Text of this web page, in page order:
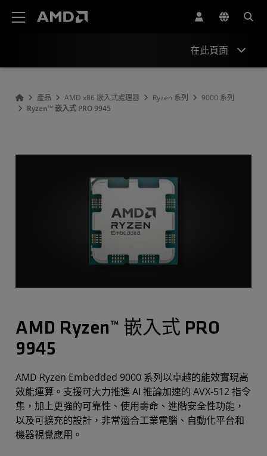
在此頁面
產品 AMD x86 嵌入式處理器 Ryzen 系列
9000 系列
Ryzen™ 嵌入式 PRO 9945
AMD Ryzen™ 嵌入式 PRO
9945
AMD Ryzen Embedded 9000 系列以卓越的能效實現高
效能運算。支援可大力推進 AI 推論加速的 AVX-512 指令
集，加上更強的可靠性、使用壽命、進階安全性功能，
以及可擴充的設計，非常適合工業電腦、自動化平台和
機器視覺應用。